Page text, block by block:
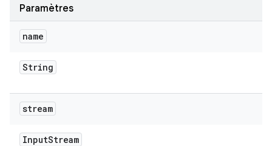
Paramètres
name
String
stream
InputStream